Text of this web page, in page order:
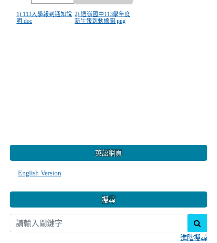
1) 113入學報到通知說
明.doc
2) 過嶺國中113學年度
新生報到動線圖.png
英語網頁
English Version
搜尋
進階搜尋